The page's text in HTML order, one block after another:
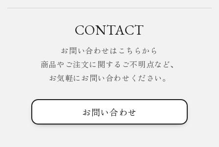
CONTACT
お問い合わせはこちらから
商品やご注文に関するご不明点など、
お気軽にお問い合わせください。
お問い合わせ